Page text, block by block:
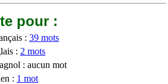
pour :
: 39 mots
: 2 mots
: aucun mot
: 1 mot